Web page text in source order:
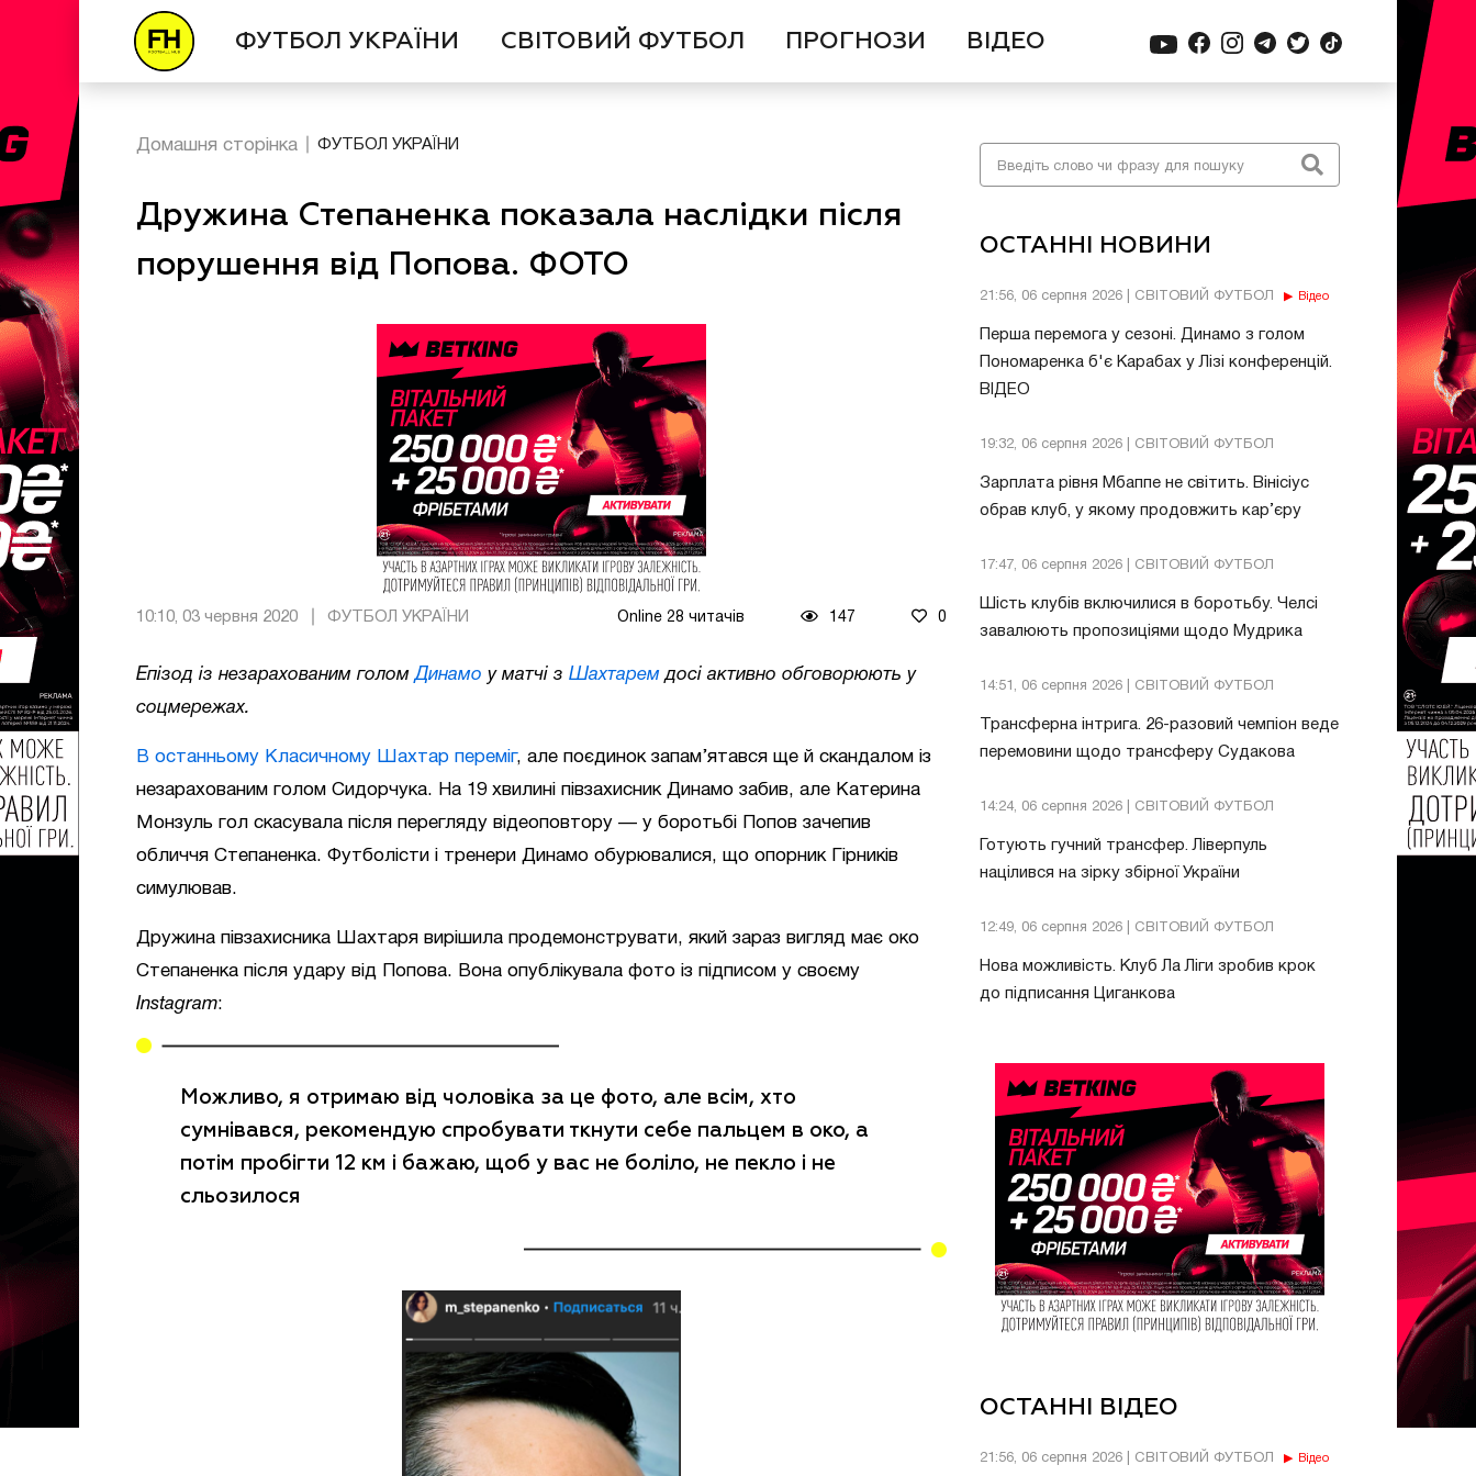
ФУТБОЛ УКРАЇНИ СВІТОВИЙ ФУТБОЛ ПРОГНОЗИ ВІДЕО
ОСТАННІ НОВИНИ
21:56, 06 серпня 2026 | СВІТОВИЙ ФУТБОЛ Відео
Перша перемога у сезоні. Динамо з голом
Пономаренка б'є Карабах у Лізі конференцій.
ВІДЕО
19:32, 06 серпня 2026 | СВІТОВИЙ ФУТБОЛ
Зарплата рівня Мбаппе не світить. Вінісіус
обрав клуб, у якому продовжить кар’єру
17:47, 06 серпня 2026 | СВІТОВИЙ ФУТБОЛ
Шість клубів включилися в боротьбу. Челсі
завалюють пропозиціями щодо Мудрика
14:51, 06 серпня 2026 | СВІТОВИЙ ФУТБОЛ
Трансферна інтрига. 26-разовий чемпіон веде
перемовини щодо трансферу Судакова
14:24, 06 серпня 2026 | СВІТОВИЙ ФУТБОЛ
Готують гучний трансфер. Ліверпуль
націлився на зірку збірної України
12:49, 06 серпня 2026 | СВІТОВИЙ ФУТБОЛ
Нова можливість. Клуб Ла Ліги зробив крок
до підписання Циганкова
ОСТАННІ ВІДЕО
21:56, 06 серпня 2026 | СВІТОВИЙ ФУТБОЛ Відео
Домашня сторінка ФУТБОЛ УКРАЇНИ
Дружина Степаненка показала наслідки після
порушення від Попова. ФОТО
10:10, 03 червня 2020 ФУТБОЛ УКРАЇНИ Online 28 читачів 147 0
Епізод із незарахованим голомДинамо у матчі з Шахтарем досі активно обговорюють у
соцмережах.
В останньому Класичному Шахтар переміг, але поєдинок запам’ятався ще й скандалом із
незарахованим голом Сидорчука. На 19 хвилині півзахисник Динамо забив, але Катерина
Монзуль гол скасувала після перегляду відеоповтору — у боротьбі Попов зачепив
обличчя Степаненка. Футболісти і тренери Динамо обурювалися, що опорник Гірників
симулював.
Дружина півзахисника Шахтаря вирішила продемонструвати, який зараз вигляд має око
Степаненка після удару від Попова. Вона опублікувала фото із підписом у своєму
Instagram:
Можливо, я отримаю від чоловіка за це фото, але всім, хто
сумнівався, рекомендую спробувати ткнути себе пальцем в око, а
потім пробігти 12 км і бажаю, щоб у вас не боліло, не пекло і не
сльозилося